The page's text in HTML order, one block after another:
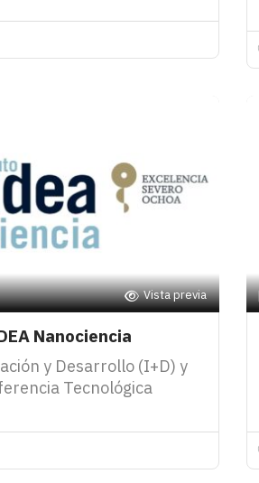
Vista previa
Nanociencia
y Desarrollo (I+D) y
Tecnológica